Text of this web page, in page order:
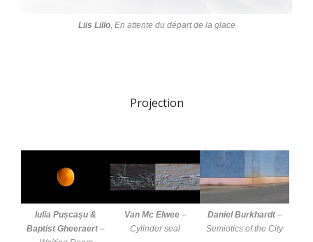
Liis Lillo, En attente du départ de la glace
Projection
Iulia Pușcașu &
Baptist Gheeraert–
Van Mc Elwee–
Cylinder seal
Daniel Burkhardt–
Semiotics of the City